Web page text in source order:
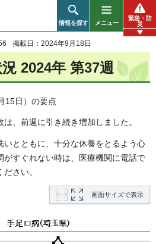
情報を探す メニュー
緊急・防
災
掲載日：2024年9月18日
2024年 第37週
15日）の要点
、前週に引き続き増加しました。
いとともに、十分な休養をとるよう心
がすぐれない時は、医療機関に電話で
さい。
画面サイズで表示